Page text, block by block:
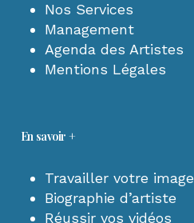
Nos Services
Management
Agenda des Artistes
Mentions Légales
En savoir +
Travailler votre image
Biographie d’artiste
Réussir vos vidéos